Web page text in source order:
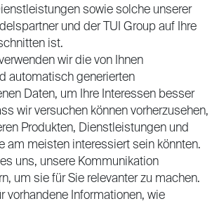
sowie solche unserer
und der TUI Group auf Ihre
ist.
wir die von Ihnen
automatisch generierten
Daten, um Ihre Interessen besser
wir versuchen können vorherzusehen,
Produkten, Dienstleistungen und
am meisten interessiert sein könnten.
uns, unsere Kommunikation
um sie für Sie relevanter zu machen.
vorhandene Informationen, wie